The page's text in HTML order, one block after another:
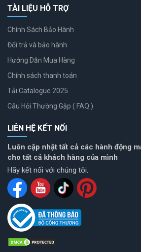
TÀI LIỆU HỖ TRỢ
Chính Sách Bảo Hành
Đổi trả và bảo hành
Hướng Dẫn Mua Hàng
Chính sách thanh toán
Tải Catalogue 2025
Câu Hỏi Thường Gặp ( FAQ )
LIÊN HỆ KẾT NỐI
Luôn cập nhật tất cả các hành động
cho tất cả khách hàng của mình
Hãy kết nối với chúng tôi.